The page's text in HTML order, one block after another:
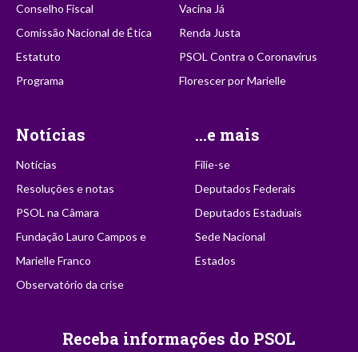
Conselho Fiscal
Comissão Nacional de Ética
Estatuto
Programa
Vacina Já
Renda Justa
PSOL Contra o Coronavírus
Florescer por Marielle
Notícias
Notícias
Resoluções e notas
PSOL na Câmara
Fundação Lauro Campos e
Marielle Franco
Observatório da crise
...e mais
Filie-se
Deputados Federais
Deputados Estaduais
Sede Nacional
Estados
Receba informações do PSOL